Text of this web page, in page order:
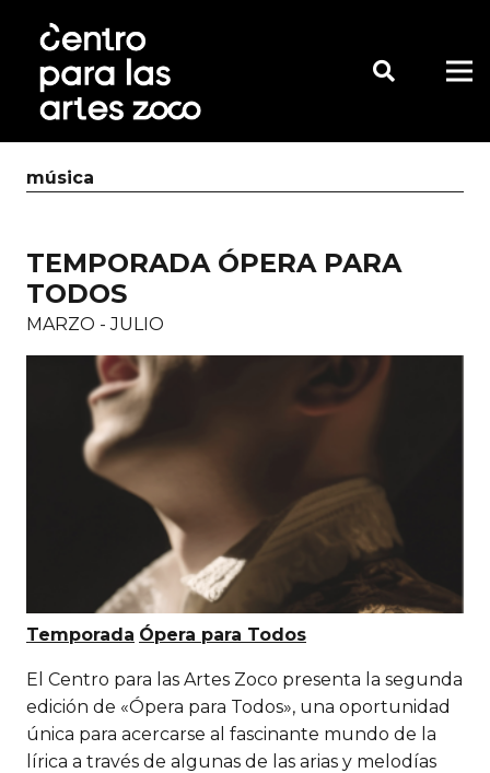
música
TEMPORADA ÓPERA PARA
TODOS
MARZO - JULIO
Temporada Ópera para Todos
El Centro para las Artes Zoco presenta la segunda
edición de «Ópera para Todos», una oportunidad
única para acercarse al fascinante mundo de la
lírica a través de algunas de las arias y melodías